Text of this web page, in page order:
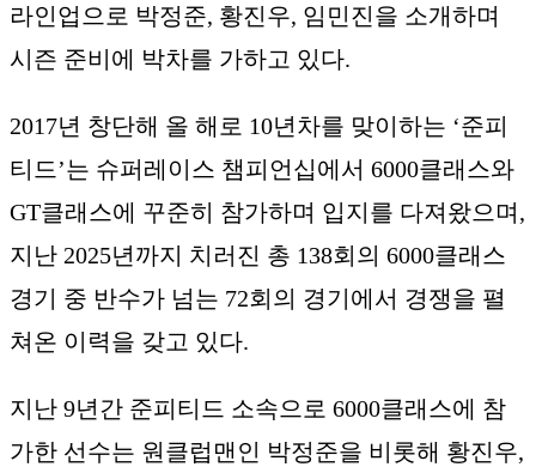
라인업으로 박정준, 황진우, 임민진을 소개하며
시즌 준비에 박차를 가하고 있다.
2017년 창단해 올 해로 10년차를 맞이하는 ‘준피
티드’는 슈퍼레이스 챔피언십에서 6000클래스와
GT클래스에 꾸준히 참가하며 입지를 다져왔으며,
지난 2025년까지 치러진 총 138회의 6000클래스
경기 중 반수가 넘는 72회의 경기에서 경쟁을 펼
쳐온 이력을 갖고 있다.
지난 9년간 준피티드 소속으로 6000클래스에 참
가한 선수는 원클럽맨인 박정준을 비롯해 황진우,